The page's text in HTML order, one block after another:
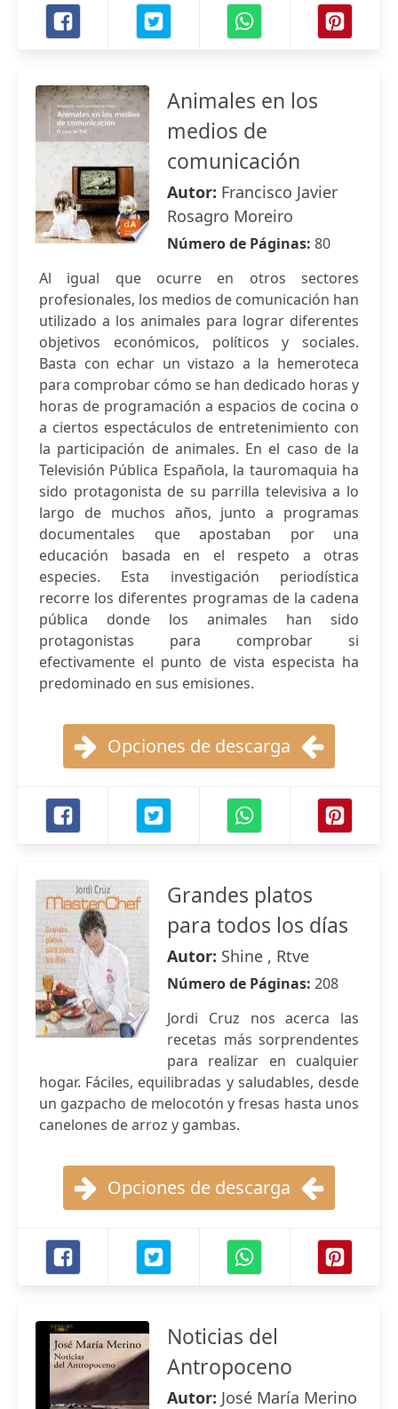
Animales en los
medios de
comunicación
Autor: Francisco Javier
Rosagro Moreiro
Número de Páginas: 80
Al igual que ocurre en otros sectores
profesionales, los medios de comunicación han
utilizado a los animales para lograr diferentes
objetivos económicos, políticos y sociales.
Basta con echar un vistazo a la hemeroteca
para comprobar cómo se han dedicado horas y
horas de programación a espacios de cocina o
a ciertos espectáculos de entretenimiento con
la participación de animales. En el caso de la
Televisión Pública Española, la tauromaquia ha
sido protagonista de su parrilla televisiva a lo
largo de muchos años, junto a programas
documentales que apostaban por una
educación basada en el respeto a otras
especies. Esta investigación periodística
recorre los diferentes programas de la cadena
pública donde los animales han sido
protagonistas para comprobar si
efectivamente el punto de vista especista ha
predominado en sus emisiones.
Opciones de descarga
Grandes platos
para todos los días
Autor: Shine , Rtve
Número de Páginas: 208
Jordi Cruz nos acerca las
recetas más sorprendentes
para realizar en cualquier
hogar. Fáciles, equilibradas y saludables, desde
un gazpacho de melocotón y fresas hasta unos
canelones de arroz y gambas.
Opciones de descarga
Noticias del
Antropoceno
Autor: José María Merino